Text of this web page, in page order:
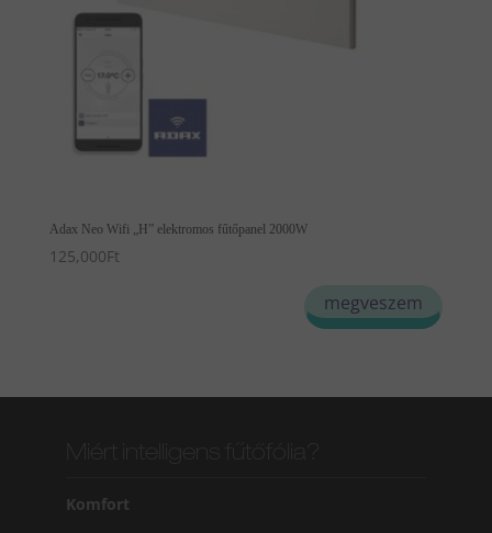
Adax Neo Wifi „H” elektromos fűtőpanel 2000W
125,000Ft
megveszem
Komfort